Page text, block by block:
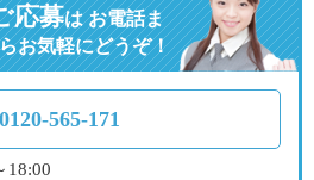
応募はお電話ま
お気軽にどうぞ！
0120-565-171
18:00